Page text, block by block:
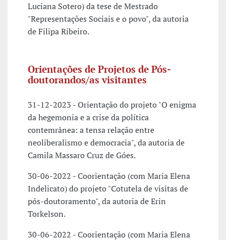
Luciana Sotero) da tese de Mestrado
"Representações Sociais e o povo", da autoria
de Filipa Ribeiro.
Orientações de Projetos de Pós-
doutorandos/as visitantes
31-12-2023 - Orientação do projeto "O enigma
da hegemonia e a crise da política
contemrânea: a tensa relação entre
neoliberalismo e democracia", da autoria de
Camila Massaro Cruz de Góes.
30-06-2022 - Coorientação (com Maria Elena
Indelicato) do projeto "Cotutela de visitas de
pós-doutoramento", da autoria de Erin
Torkelson.
30-06-2022 - Coorientação (com Maria Elena